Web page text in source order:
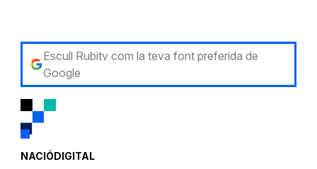
Escull Rubitv com la teva font preferida de
Google
NACIÓDIGITAL